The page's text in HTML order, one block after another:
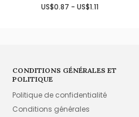
US$0.87 - US$1.11
CONDITIONS GÉNÉRALES ET
POLITIQUE
Politique de confidentialité
Conditions générales